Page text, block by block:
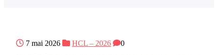
7 mai 2026 HCL – 2026 0